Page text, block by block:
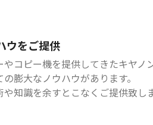
ウをご提供
コピー機を提供してきたキヤノ
膨大なノウハウがあります。
知識を余すとこなくご提供致しま